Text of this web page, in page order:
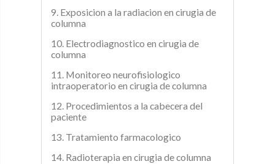
9. Exposicion a la radiacion en cirugia de
columna
10. Electrodiagnostico en cirugia de
columna
11. Monitoreo neurofisiologico
intraoperatorio en cirugia de columna
12. Procedimientos a la cabecera del
paciente
13. Tratamiento farmacologico
14. Radioterapia en cirugia de columna